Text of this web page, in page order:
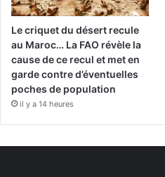
Le criquet du désert recule
au Maroc… La FAO révèle la
cause de ce recul et met en
garde contre d’éventuelles
poches de population
il y a 14 heures